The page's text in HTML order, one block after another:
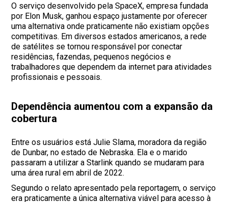
O serviço desenvolvido pela SpaceX, empresa fundada
por Elon Musk, ganhou espaço justamente por oferecer
uma alternativa onde praticamente não existiam opções
competitivas. Em diversos estados americanos, a rede
de satélites se tornou responsável por conectar
residências, fazendas, pequenos negócios e
trabalhadores que dependem da internet para atividades
profissionais e pessoais.
Dependência aumentou com a expansão da
cobertura
Entre os usuários está Julie Slama, moradora da região
de Dunbar, no estado de Nebraska. Ela e o marido
passaram a utilizar a Starlink quando se mudaram para
uma área rural em abril de 2022.
Segundo o relato apresentado pela reportagem, o serviço
era praticamente a única alternativa viável para acesso à